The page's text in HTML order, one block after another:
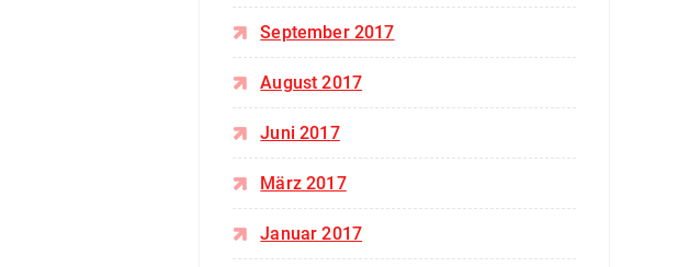
September 2017
August 2017
Juni 2017
März 2017
Januar 2017